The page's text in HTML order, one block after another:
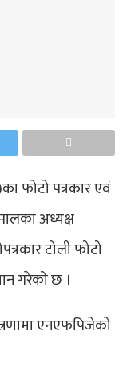
फोटो पत्रकार एवं
अध्यक्ष
टोली फोटो
गरेको छ ।
एनएफपिजेको